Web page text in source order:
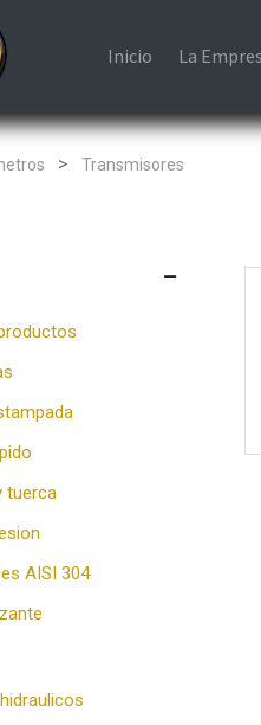
Inicio La
Transmisores
tuerca
AISI 304